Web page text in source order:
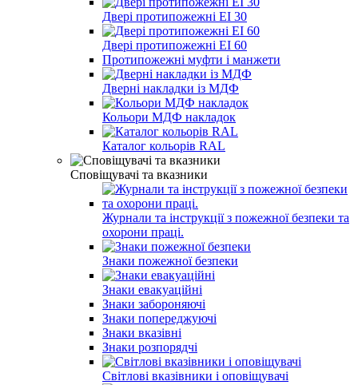
Двері протипожежні EI 30
Двері протипожежні EI 60
Протипожежні муфти і манжети
Дверні накладки із МДФ
Кольори МДФ накладок
Каталог кольорів RAL
Сповіщувачі та вказники
Журнали та інструкції з пожежної безпеки та
охорони праці.
Знаки пожежної безпеки
Знаки евакуаційні
Знаки забороняючі
Знаки попереджуючі
Знаки вказівні
Знаки розпорядчі
Світлові вказівники і оповіщувачі